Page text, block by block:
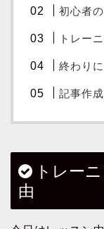
初心者
トレー
終わりに
記事作
トレー
由